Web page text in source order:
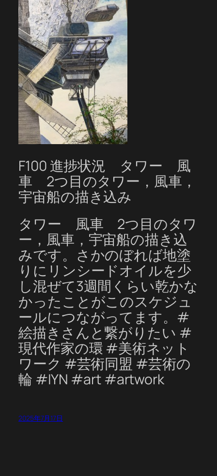
F100 進捗状況 タワー 風
車 2つ目のタワー，風車，
宇宙船の描き込み
タワー 風車 2つ目のタワ
ー，風車，宇宙船の描き込
みです。さかのぼれば地塗
りにリンシードオイルを少
し混ぜて3週間くらい乾かな
かったことがこのスケジュ
ールにつながってます。#
絵描きさんと繋がりたい #
現代作家の環 #美術ネット
ワーク #芸術同盟 #芸術の
輪 #IYN #art #artwork
2025年7月17日